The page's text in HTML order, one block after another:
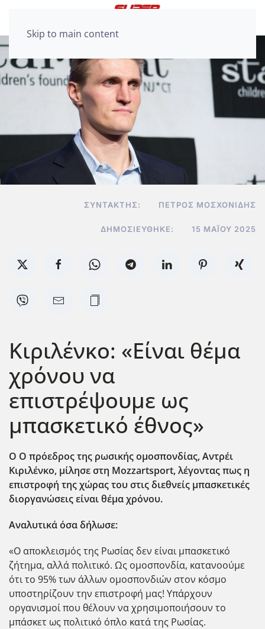
Skip to main content
ΣΥΝΤΆΚΤΗΣ: ΠΈΤΡΟΣ ΜΟΣΧΟΝΊΔΗΣ
ΔΗΜΟΣΙΕΎΘΗΚΕ: 15 ΜΑΪ́ΟΥ 2025
Κιριλένκο: «Είναι θέμα
χρόνου να
επιστρέψουμε ως
μπασκετικό έθνος»
Ο Ο πρόεδρος της ρωσικής ομοσπονδίας, Αντρέι
Κιριλένκο, μίλησε στη Mozzartsport, λέγοντας πως η
επιστροφή της χώρας του στις διεθνείς μπασκετικές
διοργανώσεις είναι θέμα χρόνου.
Αναλυτικά όσα δήλωσε:
«Ο αποκλεισμός της Ρωσίας δεν είναι μπασκετικό
ζήτημα, αλλά πολιτικό. Ως ομοσπονδία, κατανοούμε
ότι το 95% των άλλων ομοσπονδιών στον κόσμο
υποστηρίζουν την επιστροφή μας! Υπάρχουν
οργανισμοί που θέλουν να χρησιμοποιήσουν το
μπάσκετ ως πολιτικό όπλο κατά της Ρωσίας.